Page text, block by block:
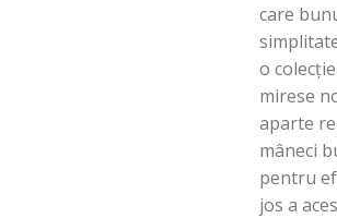
care
o
mirese
aparte
mâneci
pentru
jos a